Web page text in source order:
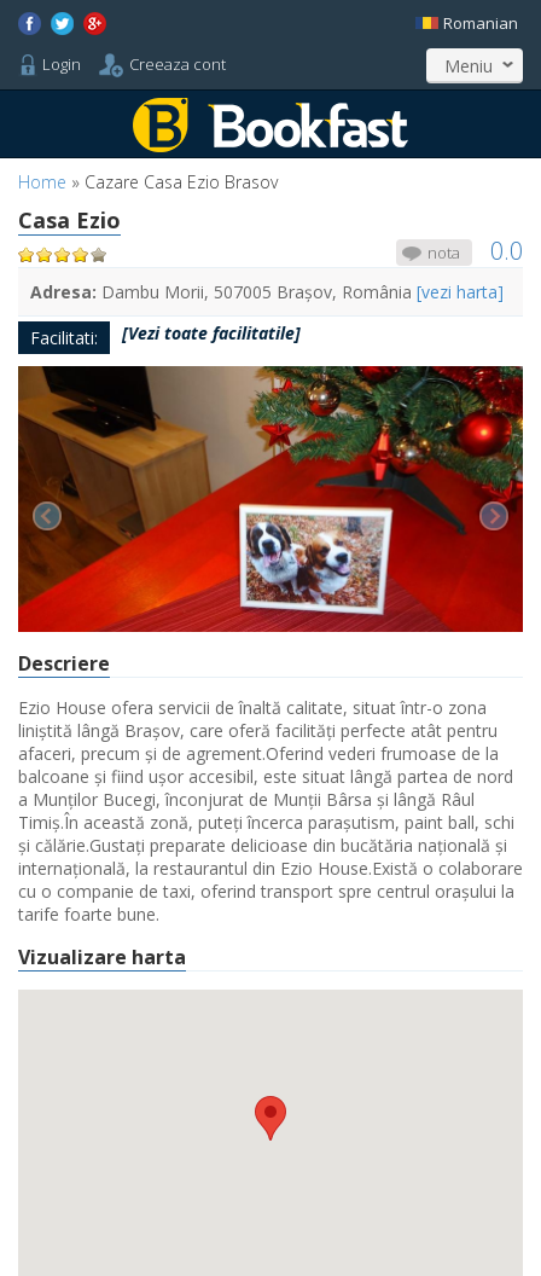
Login Creeaza cont
Romanian
Meniu
Home » Cazare Casa Ezio Brasov
Casa Ezio
nota 0.0
Adresa: Dambu Morii, 507005 Brașov, România [vezi harta]
Facilitati:
[Vezi toate facilitatile]
Descriere
Ezio House ofera servicii de înaltă calitate, situat într-o zona
liniștită lângă Brașov, care oferă facilități perfecte atât pentru
afaceri, precum și de agrement.Oferind vederi frumoase de la
balcoane și fiind ușor accesibil, este situat lângă partea de nord
a Munților Bucegi, înconjurat de Munții Bârsa și lângă Râul
Timiș.În această zonă, puteți încerca parașutism, paint ball, schi
și călărie.Gustați preparate delicioase din bucătăria națională și
internațională, la restaurantul din Ezio House.Există o colaborare
cu o companie de taxi, oferind transport spre centrul orașului la
tarife foarte bune.
Vizualizare harta